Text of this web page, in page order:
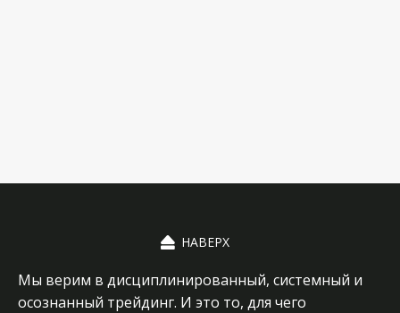
НАВЕРХ
Мы верим в дисциплинированный, системный и
осознанный трейдинг. И это то, для чего